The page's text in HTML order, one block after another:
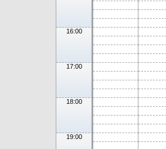
16:00
17:00
18:00
19:00